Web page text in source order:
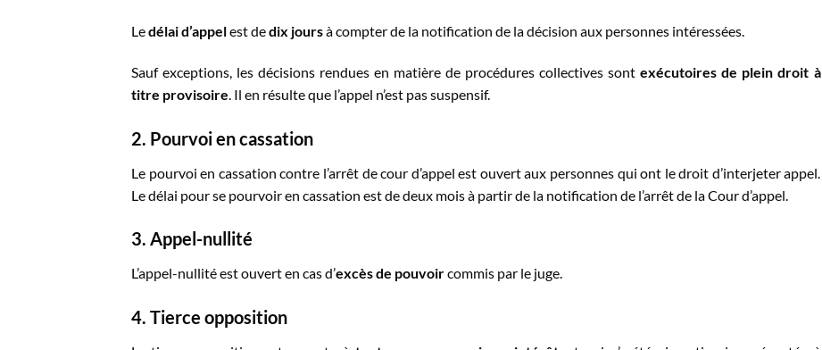
Ledélai d’appelest dedix joursà compter de la notification de la décision aux personnes intéressées.
Sauf exceptions, les décisions rendues en matière de procédures collectives sontexécutoires de plein droit à
titre provisoire . Il en résulte que l’appel n’est pas suspensif.
2. Pourvoi en cassation
Le pourvoi en cassation contre l’arrêt de cour d’appel est ouvert aux personnes qui ont le droit d’interjeter appel.
Le délai pour se pourvoir en cassation est de deux mois à partir de la notification de l’arrêt de la Cour d’appel.
3. Appel-nullité
L’appel-nullité est ouvert en cas d’excès de pouvoircommis par le juge.
4. Tierce opposition